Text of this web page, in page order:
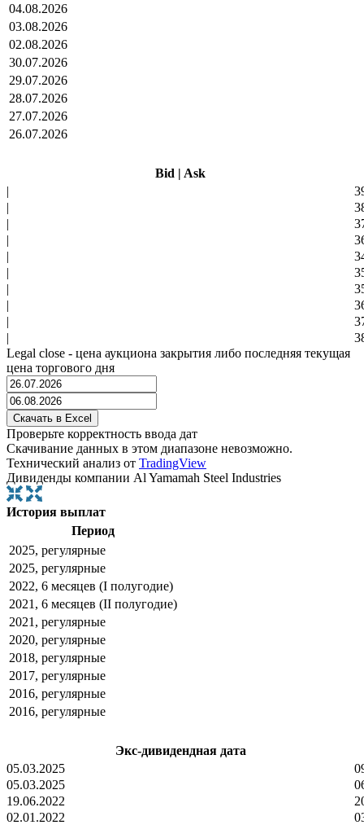
04.08.2026
03.08.2026
02.08.2026
30.07.2026
29.07.2026
28.07.2026
27.07.2026
26.07.2026
Bid | Ask
|
|
|
|
|
|
|
|
|
|
Legal close - цена аукциона закрытия либо последняя текущая
цена торгового дня
Проверьте корректность ввода дат
Скачивание данных в этом диапазоне невозможно.
Технический анализ от TradingView
Дивиденды компании Al Yamamah Steel Industries
История выплат
Период
2025, регулярные
2025, регулярные
2022, 6 месяцев (I полугодие)
2021, 6 месяцев (II полугодие)
2021, регулярные
2020, регулярные
2018, регулярные
2017, регулярные
2016, регулярные
2016, регулярные
Экс-дивидендная дата
05.03.2025
05.03.2025
19.06.2022
02.01.2022